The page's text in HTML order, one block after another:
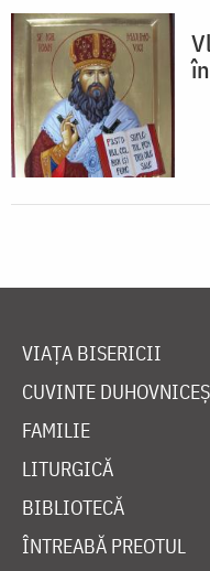
VIAȚA BISERICII
CUVINTE
FAMILIE
LITURGICĂ
BIBLIOTECĂ
ÎNTREABĂ PREOTUL